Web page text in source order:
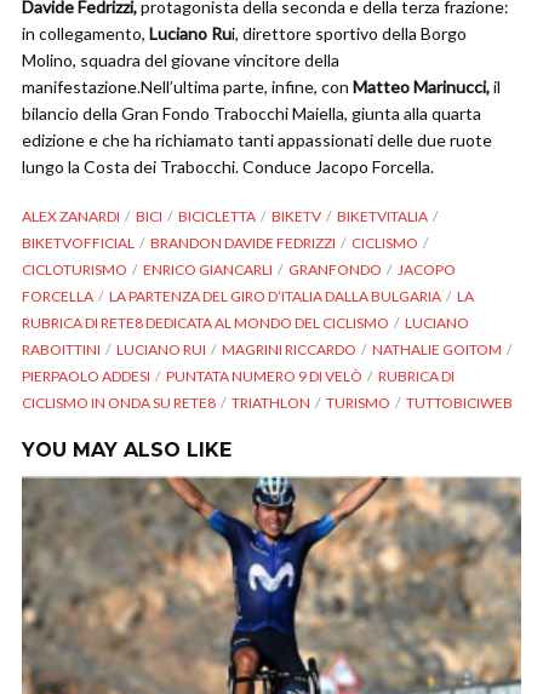
Davide Fedrizzi,protagonista della seconda e della terza frazione:
in collegamento, Luciano Rui, direttore sportivo della Borgo
Molino, squadra del giovane vincitore della
manifestazione.Nell’ultima parte, infine, con Matteo Marinucci,il
bilancio della Gran Fondo Trabocchi Maiella, giunta alla quarta
edizione e che ha richiamato tanti appassionati delle due ruote
lungo la Costa dei Trabocchi. Conduce Jacopo Forcella.
ALEX ZANARDI BICI BICICLETTA BIKETV
BIKETVITALIA
BIKETVOFFICIAL
BRANDON DAVIDE FEDRIZZI
CICLISMO
CICLOTURISMO
ENRICO GIANCARLI GRANFONDO
JACOPO
FORCELLA
LA PARTENZA DEL GIRO D’ITALIA DALLA BULGARIA
LA
RUBRICA DI RETE8 DEDICATA AL MONDO DEL CICLISMO
LUCIANO
RABOITTINI
LUCIANO RUI MAGRINI RICCARDO
NATHALIE GOITOM
PIERPAOLO ADDESI
PUNTATA NUMERO 9 DI VELÒ
RUBRICA DI
CICLISMO IN ONDA SU RETE8
TRIATHLON TURISMO TUTTOBICIWEB
YOU MAY ALSO LIKE